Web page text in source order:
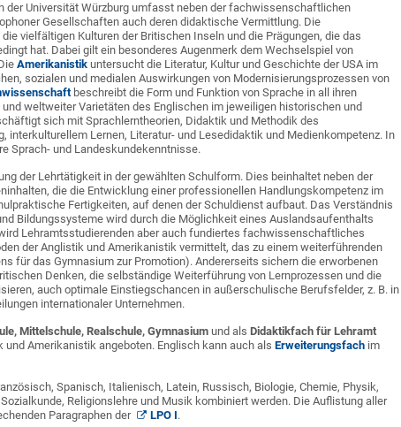
Universität Würzburg umfasst neben der fachwissenschaftlichen
Gesellschaften auch deren didaktische Vermittlung. Die
vielfältigen Kulturen der Britischen Inseln und die Prägungen, die das
hat. Dabei gilt ein besonderes Augenmerk dem Wechselspiel von
Amerikanistik untersucht die Literatur, Kultur und Geschichte der USA im
sozialen und medialen Auswirkungen von Modernisierungsprozessen von
beschreibt die Form und Funktion von Sprache in all ihren
weltweiter Varietäten des Englischen im jeweiligen historischen und
sich mit Sprachlerntheorien, Didaktik und Methodik des
Lernen, Literatur- und Lesedidaktik und Medienkompetenz. In
Sprach- und Landeskundekenntnisse.
der Lehrtätigkeit in der gewählten Schulform. Dies beinhaltet neben der
die die Entwicklung einer professionellen Handlungskompetenz im
Fertigkeiten, auf denen der Schuldienst aufbaut. Das Verständnis
Bildungssysteme wird durch die Möglichkeit eines Auslandsaufenthalts
Lehramtsstudierenden aber auch fundiertes fachwissenschaftliches
der Anglistik und Amerikanistik vermittelt, das zu einem weiterführenden
für das Gymnasium zur Promotion). Andererseits sichern die erworbenen
Denken, die selbständige Weiterführung von Lernprozessen und die
auch optimale Einstiegschancen in außerschulische Berufsfelder, z. B. in
internationaler Unternehmen.
Mittelschule, Realschule, Gymnasiumund als Didaktikfach für Lehramt
und Amerikanistik angeboten. Englisch kann auch als Erweiterungsfach im
Spanisch, Italienisch, Latein, Russisch, Biologie, Chemie, Physik,
Religionslehre und Musik kombiniert werden. Die Auflistung aller
Paragraphen der
LPO I.